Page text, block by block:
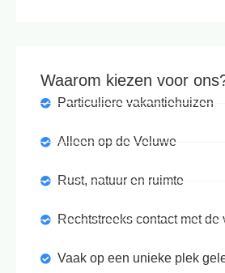
Waarom kiezen voor
Particuliere vakantiehuizen
Alleen op de Veluwe
Rust, natuur en ruimte
Rechtstreeks contact met de
Vaak op een unieke plek